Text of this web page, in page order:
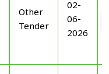
Other
Tender
02-
06-
2026